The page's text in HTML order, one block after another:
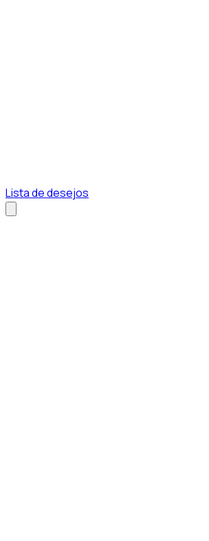
Lista de desejos